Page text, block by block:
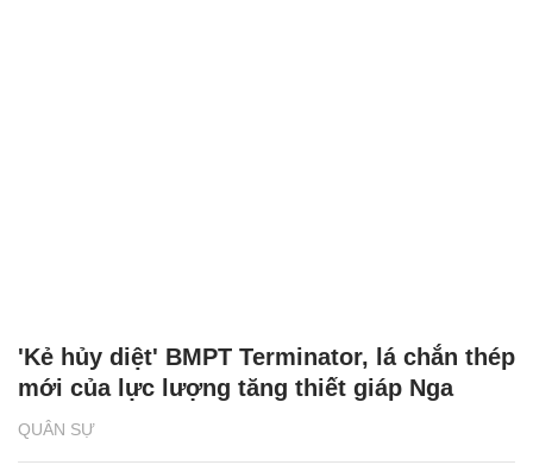
QUÂN SỰ
'Kẻ hủy diệt' BMPT Terminator, lá chắn thép
mới của lực lượng tăng thiết giáp Nga